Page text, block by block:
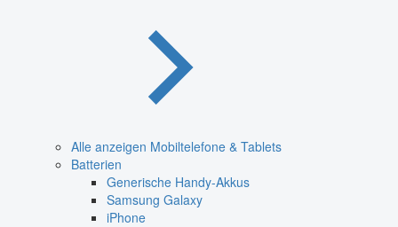
Alle anzeigen Mobiltelefone & Tablets
Batterien
Generische Handy-Akkus
Samsung Galaxy
iPhone